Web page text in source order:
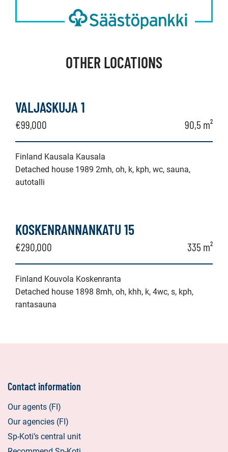
OTHER LOCATIONS
VALJASKUJA 1
€99,000 90,5 m²
Finland Kausala Kausala
Detached house 1989 2mh, oh, k, kph, wc, sauna,
autotalli
KOSKENRANNANKATU 15
€290,000 335 m²
Finland Kouvola Koskenranta
Detached house 1898 8mh, oh, khh, k, 4wc, s, kph,
rantasauna
Contact information
Our agents (FI)
Our agencies (FI)
Sp-Koti’s central unit